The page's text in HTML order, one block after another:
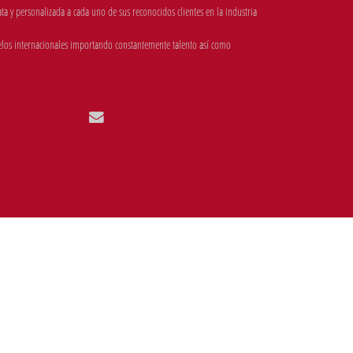
y personalizada a cada uno de sus reconocidos clientes en la industria
internacionales importando constantemente talento así como